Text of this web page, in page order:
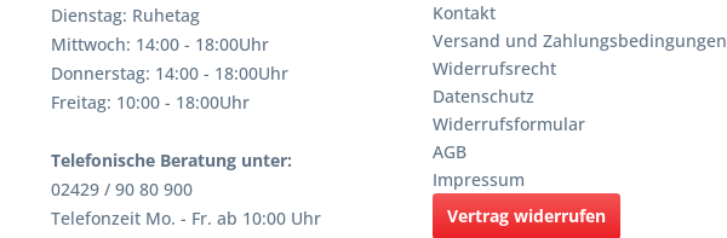
Dienstag: Ruhetag
Mittwoch: 14:00 - 18:00Uhr
Donnerstag: 14:00 - 18:00Uhr
Freitag: 10:00 - 18:00Uhr
Telefonische Beratung unter:
02429 / 90 80 900
Telefonzeit Mo. - Fr. ab 10:00 Uhr
Kontakt
Versand und Zahlungsbedingungen
Widerrufsrecht
Datenschutz
Widerrufsformular
AGB
Impressum
Vertrag widerrufen